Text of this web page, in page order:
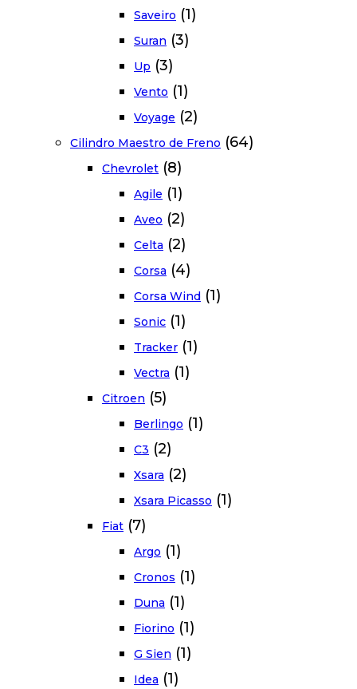
Saveiro (1)
Suran (3)
Up (3)
Vento (1)
Voyage (2)
Cilindro Maestro de Freno (64)
Chevrolet (8)
Agile (1)
Aveo (2)
Celta (2)
Corsa (4)
Corsa Wind (1)
Sonic (1)
Tracker (1)
Vectra (1)
Citroen (5)
Berlingo (1)
C3 (2)
Xsara (2)
Xsara Picasso (1)
Fiat (7)
Argo (1)
Cronos (1)
Duna (1)
Fiorino (1)
G Sien (1)
Idea (1)